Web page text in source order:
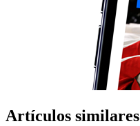
Artículos similares